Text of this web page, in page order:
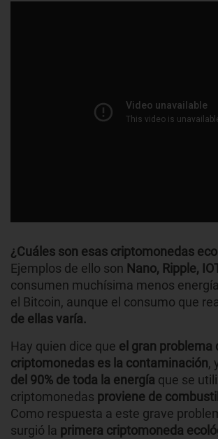
¿Cuáles son esas criptomonedas
Ejemplos de ello son Nano, Ripple,
consumen muchísima menos
el Bitcoin, aunque el consumo que
de ellas varía.
Hay quien dice que el gran problema
criptomonedas es la contaminación,
del 90% de toda la energía que se
criptomonedas proviene de
Como respuesta a este grave
surgió la primera criptomoneda